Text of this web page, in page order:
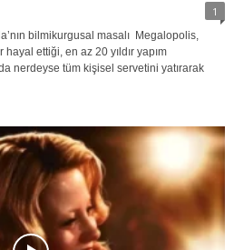
1
bilmikurgusal masalı Megalopolis,
hayal ettiği, en az 20 yıldır yapım
nerdeyse tüm kişisel servetini yatırarak